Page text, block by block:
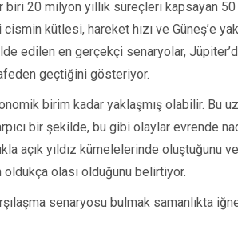
20 milyon yıllık süreçleri kapsayan
kütlesi, hareket hızı ve Güneş’e
edilen en gerçekçi senaryolar,
geçtiğini gösteriyor.
birim kadar yaklaşmış olabilir. Bu
bir şekilde, bu gibi olaylar evrende
açık yıldız kümelelerinde oluştuğunu
oldukça olası olduğunu belirtiyor.
senaryosu bulmak samanlıkta